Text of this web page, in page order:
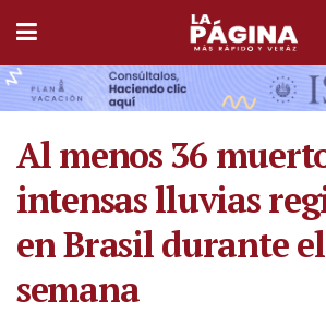
Al menos 36
intensas lluvias
en Brasil durante
semana